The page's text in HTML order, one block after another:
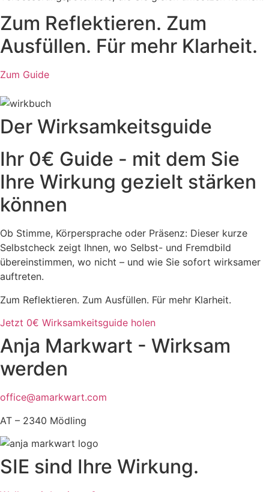
Zum Reflektieren. Zum
Ausfüllen. Für mehr Klarheit.
Zum Guide
Der Wirksamkeitsguide
Ihr 0€ Guide - mit dem Sie
Ihre Wirkung gezielt stärken
können
Ob Stimme, Körpersprache oder Präsenz: Dieser kurze
Selbstcheck zeigt Ihnen, wo Selbst- und Fremdbild
übereinstimmen, wo nicht – und wie Sie sofort wirksamer
auftreten.
Zum Reflektieren. Zum Ausfüllen. Für mehr Klarheit.
Jetzt 0€ Wirksamkeitsguide holen
Anja Markwart - Wirksam
werden
office@amarkwart.com
AT – 2340 Mödling
SIE sind Ihre Wirkung.